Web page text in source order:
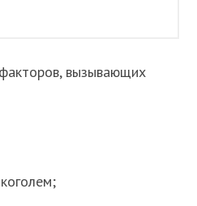
вызывающих